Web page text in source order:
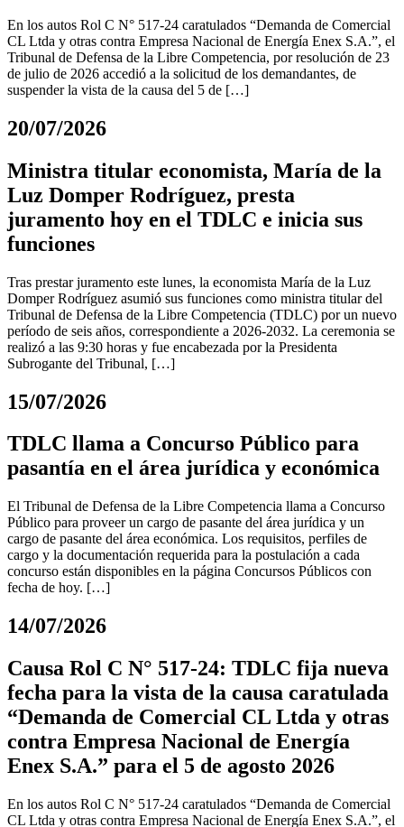
En los autos Rol C N° 517-24 caratulados “Demanda de Comercial
CL Ltda y otras contra Empresa Nacional de Energía Enex S.A.”, el
Tribunal de Defensa de la Libre Competencia, por resolución de 23
de julio de 2026 accedió a la solicitud de los demandantes, de
suspender la vista de la causa del 5 de […]
20/07/2026
Ministra titular economista, María de la
Luz Domper Rodríguez, presta
juramento hoy en el TDLC e inicia sus
funciones
Tras prestar juramento este lunes, la economista María de la Luz
Domper Rodríguez asumió sus funciones como ministra titular del
Tribunal de Defensa de la Libre Competencia (TDLC) por un nuevo
período de seis años, correspondiente a 2026-2032. La ceremonia se
realizó a las 9:30 horas y fue encabezada por la Presidenta
Subrogante del Tribunal, […]
15/07/2026
TDLC llama a Concurso Público para
pasantía en el área jurídica y económica
El Tribunal de Defensa de la Libre Competencia llama a Concurso
Público para proveer un cargo de pasante del área jurídica y un
cargo de pasante del área económica. Los requisitos, perfiles de
cargo y la documentación requerida para la postulación a cada
concurso están disponibles en la página Concursos Públicos con
fecha de hoy. […]
14/07/2026
Causa Rol C N° 517-24: TDLC fija nueva
fecha para la vista de la causa caratulada
“Demanda de Comercial CL Ltda y otras
contra Empresa Nacional de Energía
Enex S.A.” para el 5 de agosto 2026
En los autos Rol C N° 517-24 caratulados “Demanda de Comercial
CL Ltda y otras contra Empresa Nacional de Energía Enex S.A.”, el